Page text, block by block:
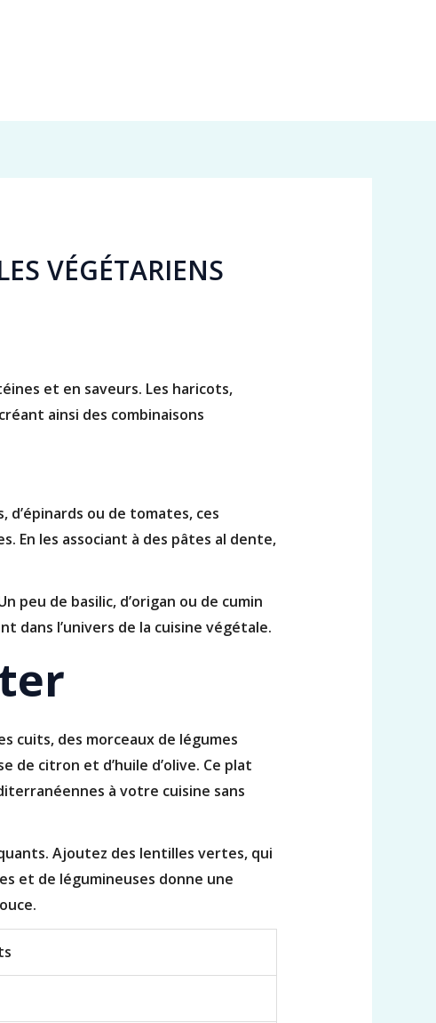
VÉGÉTARIENS
et en saveurs. Les haricots,
ainsi des combinaisons
d’épinards ou de tomates, ces
les associant à des pâtes al dente,
peu de basilic, d’origan ou de cumin
dans l’univers de la cuisine végétale.
cuits, des morceaux de légumes
de citron et d’huile d’olive. Ce plat
à votre cuisine sans
Ajoutez des lentilles vertes, qui
et de légumineuses donne une